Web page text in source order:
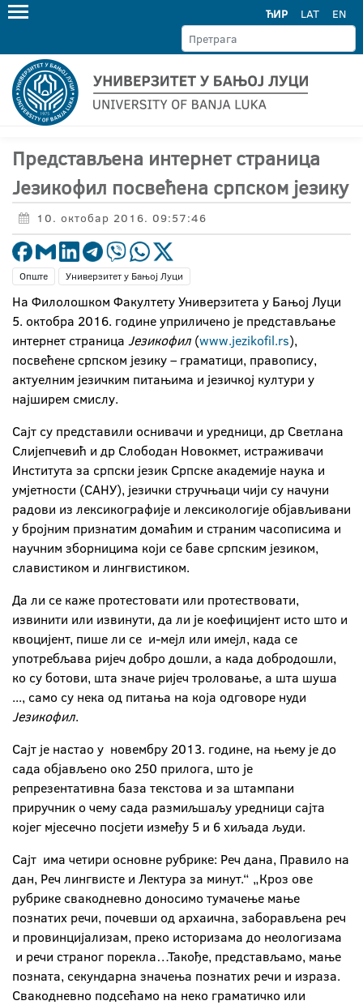
ЋИР LAT EN
Представљена интернет страница
Језикофил посвећена српском језику
10. октобар 2016. 09:57:46
Опште Универзитет у Бањој Луци
На Филолошком Факултету Универзитета у Бањој Луци
5. октобра 2016. године уприличено је представљање
интернет страница Језикофил (www.jezikofil.rs),
посвећене српском језику – граматици, правопису,
актуелним језичким питањима и језичкој култури у
најширем смислу.
Сајт су представили оснивачи и уредници, др Светлана
Слијепчевић и др Слободан Новокмет, истраживачи
Института за српски језик Српске академије наука и
умјетности (САНУ), језички стручњаци чији су начуни
радови из лексикографије и лексикологије објављивани
у бројним признатим домаћим и страним часописима и
научним зборницима који се баве српским језиком,
славистиком и лингвистиком.
Да ли се каже протестовати или протествовати,
извинити или извинути, да ли је коефицијент исто што и
квоцијент, пише ли се и-мејл или имејл, када се
употребљава ријеч добро дошли, а када добродошли,
ко су ботови, шта значе ријеч троловање, а шта шуша
..., само су нека од питања на која одговоре нуди
Језикофил.
Сајт је настао у новембру 2013. године, на њему је до
сада објављено око 250 прилога, што је
репрезентативна база текстова и за штампани
приручник о чему сада размиљшаљу уредници сајта
којег мјесечно посјети између 5 и 6 хиљада људи.
Сајт има четири основне рубрике: Реч дана, Правило на
дан, Реч лингвисте и Лектура за минут.“ „Кроз ове
рубрике свакодневно доносимо тумачење мање
познатих речи, почевши од архаична, заборављена реч
и провинцијализам, преко историзама до неологизама
и речи страног порекла…Такође, представљамо, мање
позната, секундарна значења познатих речи и израза.
Свакодневно подсећамо на неко граматичко или